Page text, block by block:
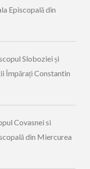
Episcopală din
Sloboziei și
Împărați Constantin
Covasnei si
din Miercurea